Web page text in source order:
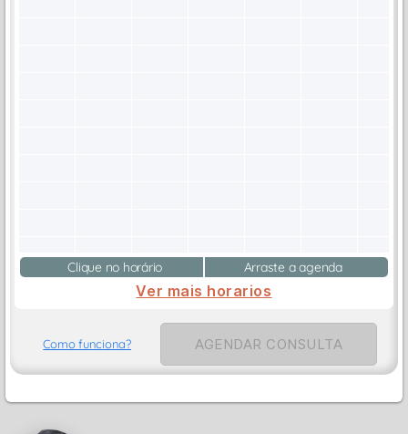
Clique no horário Arraste a agenda
Ver mais horarios
Como funciona? AGENDAR CONSULTA